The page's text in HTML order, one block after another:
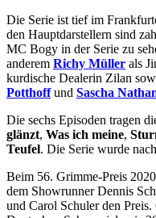
Die Serie ist tief im
den Hauptdarstellern sind
MC Bogy in der Serie zu
anderem Richy Müller als
kurdische Dealerin Zilan
Potthoffund Sascha
Die sechs Episoden tragen
glänzt, Was ich meine,
Teufel. Die Serie wurde
Beim 56. Grimme-Preis
dem Showrunner Dennis
und Carol Schuler den